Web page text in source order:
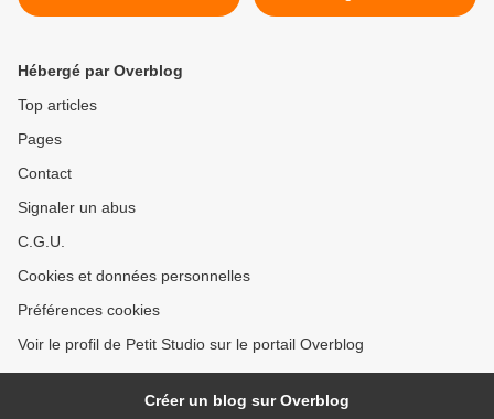
notice BPZ
BPZ >
Hébergé par Overblog
Top articles
Pages
Contact
Signaler un abus
C.G.U.
Cookies et données personnelles
Préférences cookies
Voir le profil de Petit Studio sur le portail Overblog
Créer un blog sur Overblog